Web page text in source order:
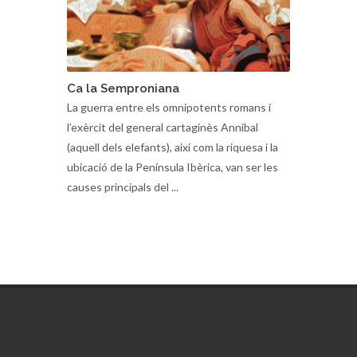
Ca la Semproniana
La guerra entre els omnipotents romans i
l’exèrcit del general cartaginès Anníbal
(aquell dels elefants), així com la riquesa i la
ubicació de la Península Ibèrica, van ser les
causes principals del ...